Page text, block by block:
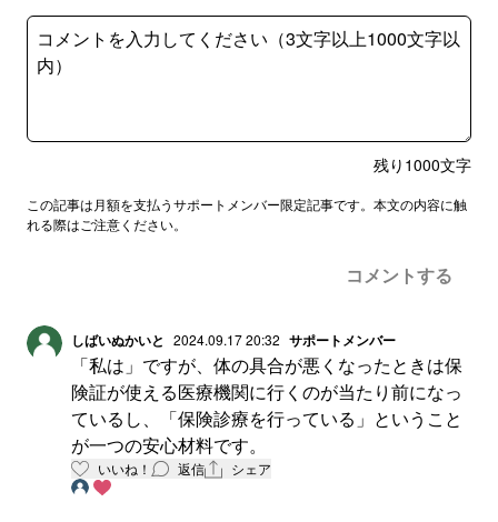
残り 1000文字
この記事は月額を支払うサポートメンバー限定記事です。本文の内容に触
れる際はご注意ください。
コメントする
しばいぬかいと 2024.09.17 20:32 サポートメンバー
「私は」ですが、体の具合が悪くなったときは保
険証が使える医療機関に行くのが当たり前になっ
ているし、「保険診療を行っている」ということ
が一つの安心材料です。
いいね！ 返信 シェア